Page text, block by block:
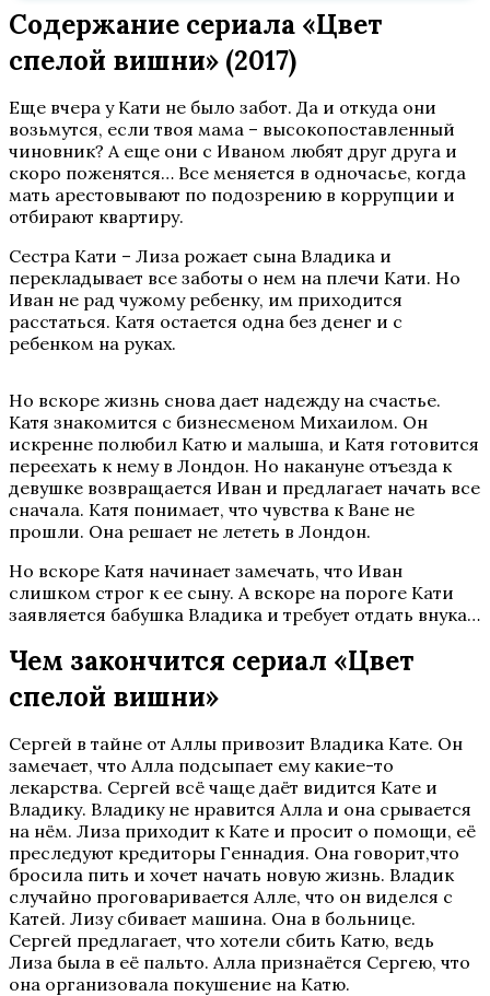
Содержание сериала «Цвет
спелой вишни» (2017)
Еще вчера у Кати не было забот. Да и откуда они
возьмутся, если твоя мама – высокопоставленный
чиновник? А еще они с Иваном любят друг друга и
скоро поженятся… Все меняется в одночасье, когда
мать арестовывают по подозрению в коррупции и
отбирают квартиру.
Сестра Кати – Лиза рожает сына Владика и
перекладывает все заботы о нем на плечи Кати. Но
Иван не рад чужому ребенку, им приходится
расстаться. Катя остается одна без денег и с
ребенком на руках.
Но вскоре жизнь снова дает надежду на счастье.
Катя знакомится с бизнесменом Михаилом. Он
искренне полюбил Катю и малыша, и Катя готовится
переехать к нему в Лондон. Но накануне отъезда к
девушке возвращается Иван и предлагает начать все
сначала. Катя понимает, что чувства к Ване не
прошли. Она решает не лететь в Лондон.
Но вскоре Катя начинает замечать, что Иван
слишком строг к ее сыну. А вскоре на пороге Кати
заявляется бабушка Владика и требует отдать внука…
Чем закончится сериал «Цвет
спелой вишни»
Сергей в тайне от Аллы привозит Владика Кате. Он
замечает, что Алла подсыпает ему какие-то
лекарства. Сергей всё чаще даёт видится Кате и
Владику. Владику не нравится Алла и она срывается
на нём. Лиза приходит к Кате и просит о помощи, её
преследуют кредиторы Геннадия. Она говорит,что
бросила пить и хочет начать новую жизнь. Владик
случайно проговаривается Алле, что он виделся с
Катей. Лизу сбивает машина. Она в больнице.
Сергей предлагает, что хотели сбить Катю, ведь
Лиза была в её пальто. Алла признаётся Сергею, что
она организовала покушение на Катю.